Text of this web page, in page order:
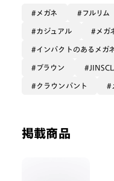
メガネ フルリム
カジュアル メガ
インパクトのあるメガ
ブラウン
クラウンパント
掲載商品